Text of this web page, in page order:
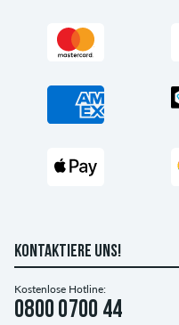
KONTAKTIERE UNS!
Kostenlose Hotline:
0800 0700 44